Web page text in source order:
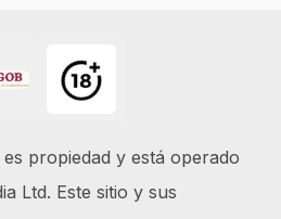
propiedad y está operado
Ltd. Este sitio y sus